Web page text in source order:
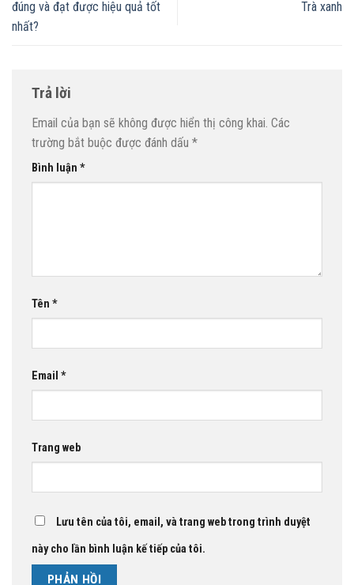
đúng và đạt được hiệu quả tốt
nhất?
Trà xanh
Trả lời
Email của bạn sẽ không được hiển thị công khai. Các
trường bắt buộc được đánh dấu *
Bình luận *
Tên *
Email *
Trang web
Lưu tên của tôi, email, và trang web trong trình duyệt
này cho lần bình luận kế tiếp của tôi.